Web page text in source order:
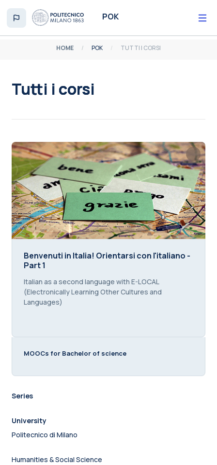
POK
HOME POK TUTTI I CORSI
Tutti i corsi
Benvenuti in Italia! Orientarsi con l'italiano - Part 1
Benvenuti in Italia! Orientarsi con l'italiano -
Part 1
Course summary text:
Italian as a second language with E-LOCAL
(Electronically Learning Other Cultures and
Languages)
MOOCs for Bachelor of science
Series
University
Politecnico di Milano
Humanities & Social Science